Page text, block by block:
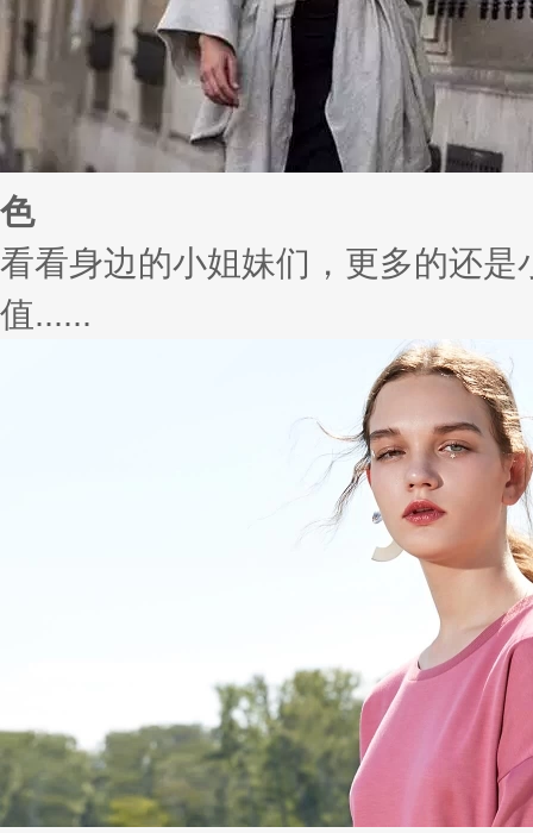
色
看看身边的小姐妹们，更多的还
值......